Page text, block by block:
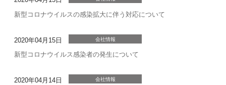
新型コロナウイルスの感染拡大に伴う対応について
2020年04月15日 会社情報
新型コロナウイルス感染者の発生について
2020年04月14日 会社情報